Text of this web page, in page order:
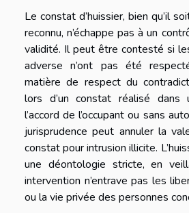
Le constat d’huissier, bien qu’il
reconnu, n’échappe pas à un
validité. Il peut être contesté si
adverse n’ont pas été
matière de respect du
lors d’un constat réalisé dans
l’accord de l’occupant ou sans
jurisprudence peut annuler la
constat pour intrusion illicite.
une déontologie stricte, en
intervention n’entrave pas les
ou la vie privée des personnes